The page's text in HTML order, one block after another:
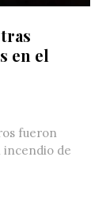
en el
fueron
incendio de